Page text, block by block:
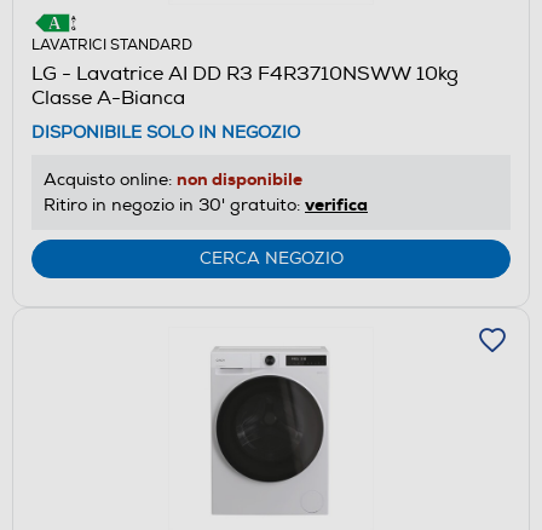
LAVATRICI STANDARD
LG - Lavatrice AI DD R3 F4R3710NSWW 10kg
Classe A-Bianca
DISPONIBILE SOLO IN NEGOZIO
Acquisto online: non disponibile
Ritiro in negozio in 30' gratuito: verifica
CERCA NEGOZIO